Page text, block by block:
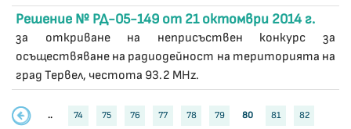
Решение № РД-05-149 от 21 октомври 2014 г.
за откриване на неприсъствен конкурс за
осъществяване на радиодейност на територията на
град Тервел, честота 93.2 MHz.
.. 74 75 76 77 78 79 80 81 82